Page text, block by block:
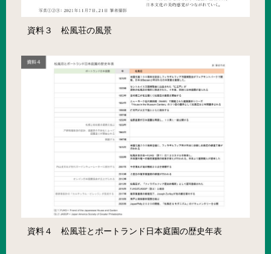
資料３ 松風荘の風景
資料４ 松風荘とポートランド日本庭園の歴史年表